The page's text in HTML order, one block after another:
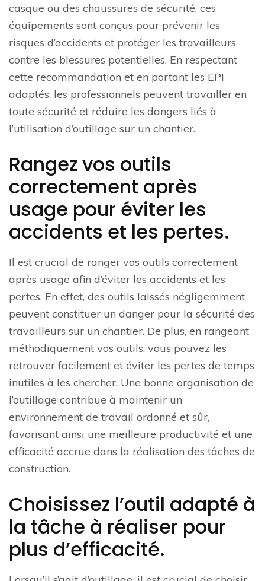
casque ou des chaussures de sécurité, ces
équipements sont conçus pour prévenir les
risques d’accidents et protéger les travailleurs
contre les blessures potentielles. En respectant
cette recommandation et en portant les EPI
adaptés, les professionnels peuvent travailler en
toute sécurité et réduire les dangers liés à
l’utilisation d’outillage sur un chantier.
Rangez vos outils
correctement après
usage pour éviter les
accidents et les pertes.
Il est crucial de ranger vos outils correctement
après usage afin d’éviter les accidents et les
pertes. En effet, des outils laissés négligemment
peuvent constituer un danger pour la sécurité des
travailleurs sur un chantier. De plus, en rangeant
méthodiquement vos outils, vous pouvez les
retrouver facilement et éviter les pertes de temps
inutiles à les chercher. Une bonne organisation de
l’outillage contribue à maintenir un
environnement de travail ordonné et sûr,
favorisant ainsi une meilleure productivité et une
efficacité accrue dans la réalisation des tâches de
construction.
Choisissez l’outil adapté à
la tâche à réaliser pour
plus d’efficacité.